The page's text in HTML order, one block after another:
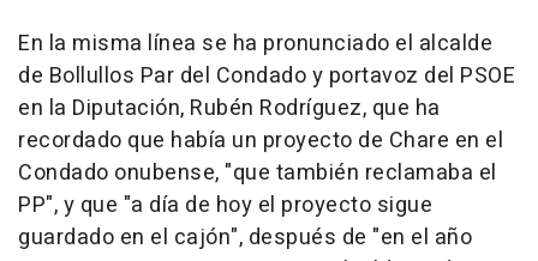
En la misma línea se ha pronunciado el alcalde
de Bollullos Par del Condado y portavoz del PSOE
en la Diputación, Rubén Rodríguez, que ha
recordado que había un proyecto de Chare en el
Condado onubense, "que también reclamaba el
PP", y que "a día de hoy el proyecto sigue
guardado en el cajón", después de "en el año